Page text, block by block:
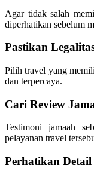
Agar tidak salah
diperhatikan sebelum
Pastikan
Pilih travel yang
dan terpercaya.
Cari Review
Testimoni jamaah
pelayanan travel
Perhatikan Detail